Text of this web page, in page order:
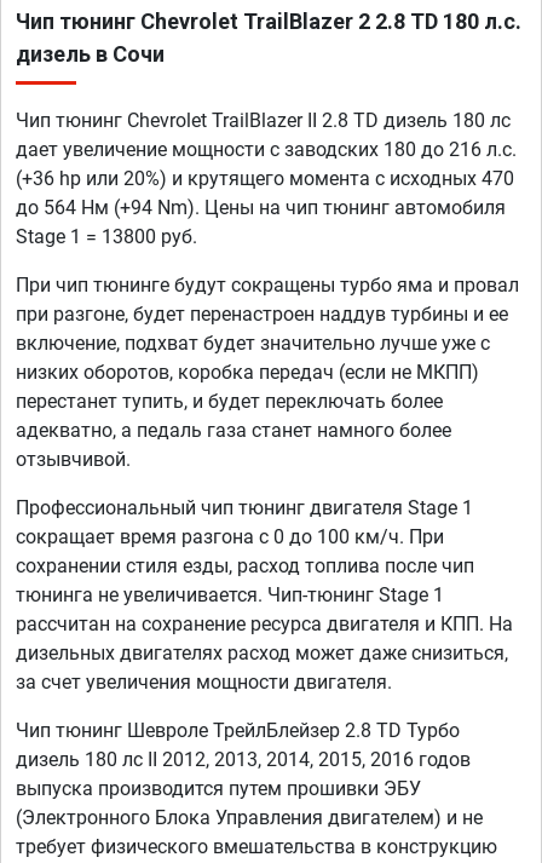
Чип тюнинг Chevrolet TrailBlazer 2 2.8 TD 180 л.с.
дизель в Сочи
Чип тюнинг Chevrolet TrailBlazer II 2.8 TD дизель 180 лс
дает увеличение мощности с заводских 180 до 216 л.с.
(+36 hp или 20%) и крутящего момента с исходных 470
до 564 Нм (+94 Nm). Цены на чип тюнинг автомобиля
Stage 1 = 13800 руб.
При чип тюнинге будут сокращены турбо яма и провал
при разгоне, будет перенастроен наддув турбины и ее
включение, подхват будет значительно лучше уже с
низких оборотов, коробка передач (если не МКПП)
перестанет тупить, и будет переключать более
адекватно, а педаль газа станет намного более
отзывчивой.
Профессиональный чип тюнинг двигателя Stage 1
сокращает время разгона с 0 до 100 км/ч. При
сохранении стиля езды, расход топлива после чип
тюнинга не увеличивается. Чип-тюнинг Stage 1
рассчитан на сохранение ресурса двигателя и КПП. На
дизельных двигателях расход может даже снизиться,
за счет увеличения мощности двигателя.
Чип тюнинг Шевроле ТрейлБлейзер 2.8 TD Турбо
дизель 180 лс II 2012, 2013, 2014, 2015, 2016 годов
выпуска производится путем прошивки ЭБУ
(Электронного Блока Управления двигателем) и не
требует физического вмешательства в конструкцию